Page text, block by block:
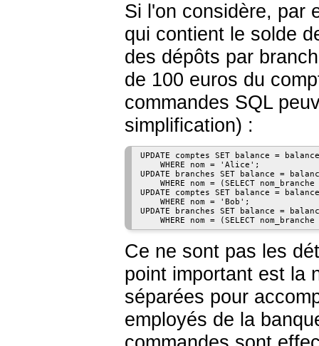
Si l'on considère, par
qui contient le solde
des dépôts par
de 100 euros du
commandes SQL
simplification) :
UPDATE comptes SET balance =
    WHERE nom = 'Alice';
UPDATE branches SET balance =
WHERE nom = (SELECT
UPDATE comptes SET balance =
    WHERE nom = 'Bob';
UPDATE branches SET balance =
WHERE nom = (SELECT
Ce ne sont pas les
point important est la
séparées pour
employés de la